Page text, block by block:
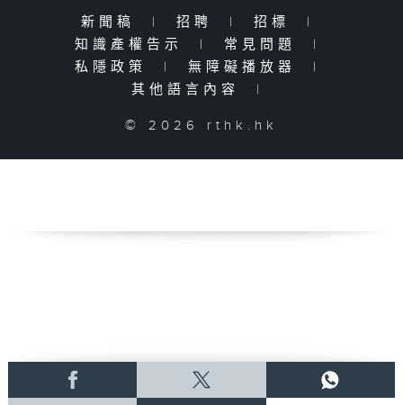
新聞稿 | 招聘 | 招標
|
知識產權告示
| 常見問題
|
私隱政策
| 無障礙播放器
|
其他語言內容
|
© 2026 rthk.hk